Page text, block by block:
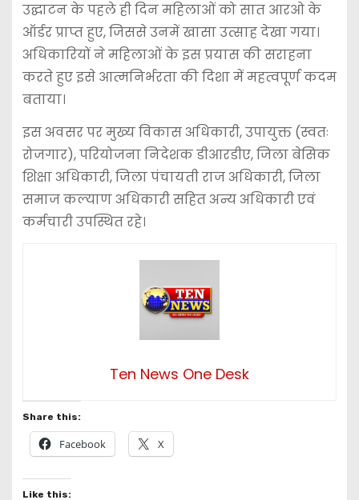
उद्घाटन के पहले ही दिन महिलाओं को सात आरओ के
ऑर्डर प्राप्त हुए, जिससे उनमें खासा उत्साह देखा गया।
अधिकारियों ने महिलाओं के इस प्रयास की सराहना
करते हुए इसे आत्मनिर्भरता की दिशा में महत्वपूर्ण कदम
बताया।
इस अवसर पर मुख्य विकास अधिकारी, उपायुक्त (स्वतः
रोजगार), परियोजना निदेशक डीआरडीए, जिला बेसिक
शिक्षा अधिकारी, जिला पंचायती राज अधिकारी, जिला
समाज कल्याण अधिकारी सहित अन्य अधिकारी एवं
कर्मचारी उपस्थित रहे।
Ten News One Desk
Share this:
Facebook X
Like this: